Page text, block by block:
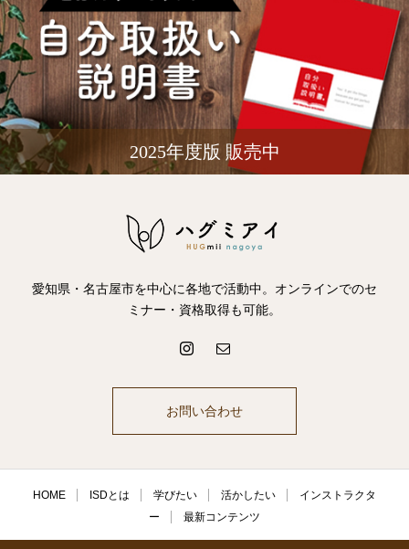
2025年度版 販売中
愛知県・名古屋市を中心に各地で活動中。オンラインでのセ
ミナー・資格取得も可能。
お問い合わせ
HOME ISDとは 学びたい 活かしたい
インストラクタ
ー
最新コンテンツ